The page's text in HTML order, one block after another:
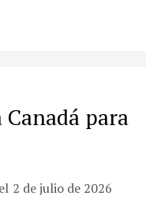
para
el 2 de julio de 2026